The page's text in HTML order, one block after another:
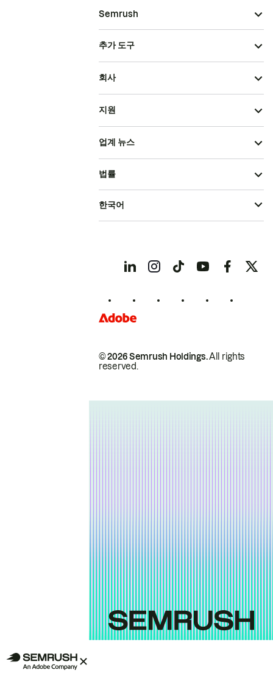
Semrush
추가 도구
회사
지원
업계 뉴스
© 2026 Semrush Holdings.All rights
reserved.
법률
한국어